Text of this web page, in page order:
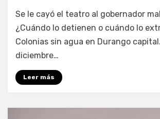
por Fernando Miranda Servín
Se le cayó el teatro al gobernador
¿Cuándo lo detienen o cuándo lo
Colonias sin agua en Durango
diciembre…
Leer más